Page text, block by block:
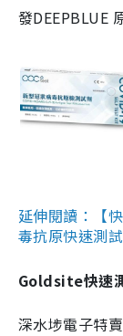
發DEEPBLUE
延伸閱讀：【
毒抗原快速測
Goldsite快速
深水埗電子特